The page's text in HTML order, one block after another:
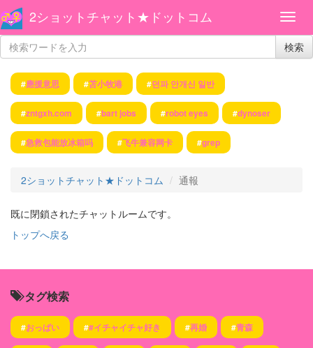
2ショットチャット★ドットコム
検索
#應援意思 #苫小牧港 #던파 안개신 일반
#zntgxh.com #bart jobs #robot eyes #dynoser
#急救包能放冰箱吗 #飞牛兼容网卡 #grep
2ショットチャット★ドットコム 通報
既に閉鎖されたチャットルームです。
トップへ戻る
タグ検索
#おっぱい ##イチャイチャ好き #再婚 #青森